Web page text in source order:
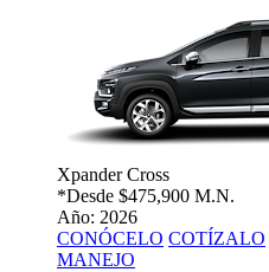
Xpander Cross
*Desde $475,900 M.N.
Año: 2026
CONÓCELO COTÍZALO
MANEJO